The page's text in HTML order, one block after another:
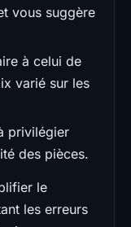
vous suggère
à celui de
varié sur les
privilégier
des pièces.
le
les erreurs